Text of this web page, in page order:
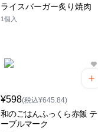
ライスバーガー炙り焼肉
1個入
¥598(税込¥645.84)
和のごはんふっくら赤飯 テ
ーブルマーク